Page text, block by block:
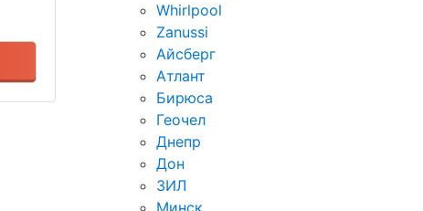
Whirlpool
Zanussi
Айсберг
Атлант
Бирюса
Геочел
Днепр
Дон
ЗИЛ
Минск